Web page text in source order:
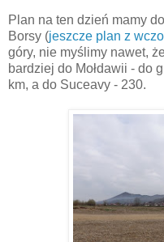
Plan na ten dzień mamy
Borsy (jeszcze plan z
góry, nie myślimy nawet,
bardziej do Mołdawii - do
km, a do Suceavy - 230.